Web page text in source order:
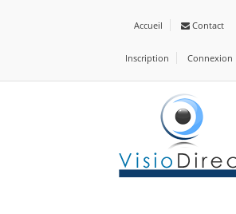
Accueil Contact
Inscription Connexion